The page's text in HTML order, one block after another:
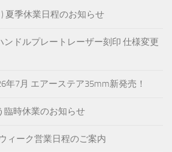
夏季休業日程のお知らせ
ンドルプレートレーザー刻印 仕様変更
年7月 エアーステア35mm新発売！
臨時休業のお知らせ
ィーク営業日程のご案内